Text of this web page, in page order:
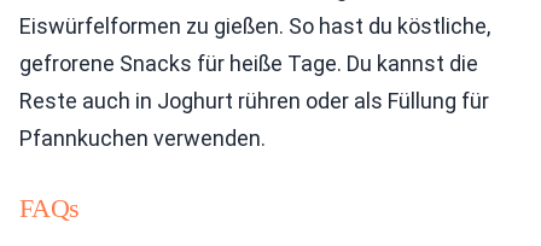
Eiswürfelformen zu gießen. So hast du köstliche,
gefrorene Snacks für heiße Tage. Du kannst die
Reste auch in Joghurt rühren oder als Füllung für
Pfannkuchen verwenden.
FAQs